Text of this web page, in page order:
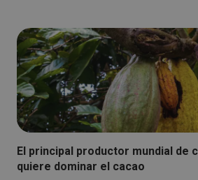
El principal productor mundial de
quiere dominar el cacao